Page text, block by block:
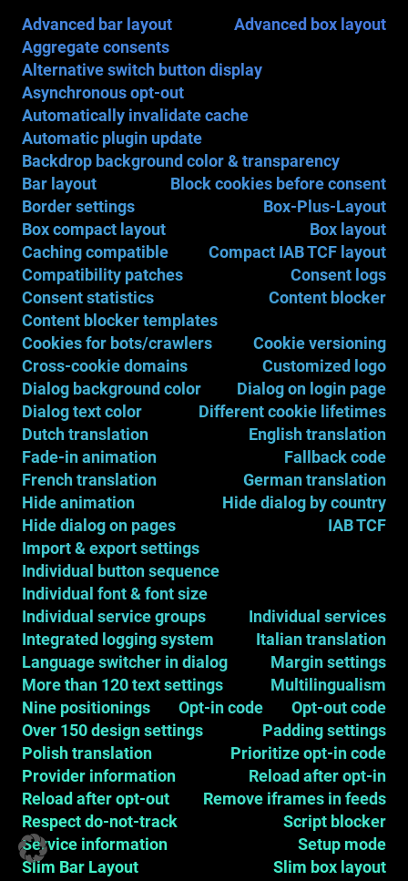
Advanced bar layout
Advanced box layout
Aggregate consents
Alternative switch button display
Asynchronous opt-out
Automatically invalidate cache
Automatic plugin update
Backdrop background color & transparency
Bar layout
Block cookies before consent
Border settings
Box-Plus-Layout
Box compact layout
Box layout
Caching compatible
Compact IAB TCF layout
Compatibility patches
Consent logs
Consent statistics
Content blocker
Content blocker templates
Cookies for bots/crawlers
Cookie versioning
Cross-cookie domains
Customized logo
Dialog background color
Dialog on login page
Dialog text color
Different cookie lifetimes
Dutch translation
English translation
Fade-in animation
Fallback code
French translation
German translation
Hide animation
Hide dialog by country
Hide dialog on pages
IAB TCF
Import & export settings
Individual button sequence
Individual font & font size
Individual service groups
Individual services
Integrated logging system
Italian translation
Language switcher in dialog
Margin settings
More than 120 text settings
Multilingualism
Nine positionings
Opt-in code
Opt-out code
Over 150 design settings
Padding settings
Polish translation
Prioritize opt-in code
Provider information
Reload after opt-in
Reload after opt-out
Remove iframes in feeds
Respect do-not-track
Script blocker
Service information
Setup mode
Slim Bar Layout
Slim box layout